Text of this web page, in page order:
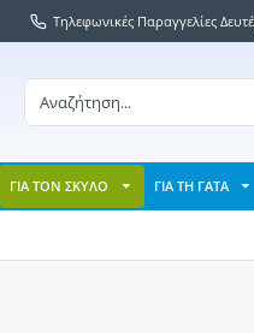
Τηλεφωνικές Παραγγελίες
ΓΙΑ ΤΟΝ ΣΚΥΛΟ ΓΙΑ ΤΗ ΓΑΤΑ